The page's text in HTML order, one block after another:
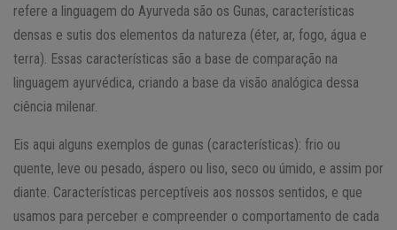
refere a linguagem do Ayurveda são os Gunas, características
densas e sutis dos elementos da natureza (éter, ar, fogo, água e
terra). Essas características são a base de comparação na
linguagem ayurvédica, criando a base da visão analógica dessa
ciência milenar.
Eis aqui alguns exemplos de gunas (características): frio ou
quente, leve ou pesado, áspero ou liso, seco ou úmido, e assim por
diante. Características perceptíveis aos nossos sentidos, e que
usamos para perceber e compreender o comportamento de cada